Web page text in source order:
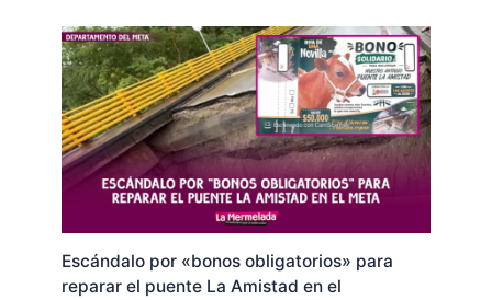
Escándalo por «bonos obligatorios» para
reparar el puente La Amistad en el